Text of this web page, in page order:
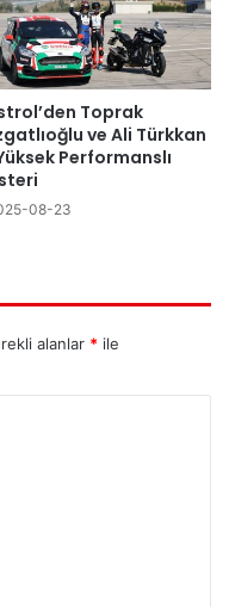
Toprak
ve Ali Türkkan
Performanslı
08-23
alanlar * ile